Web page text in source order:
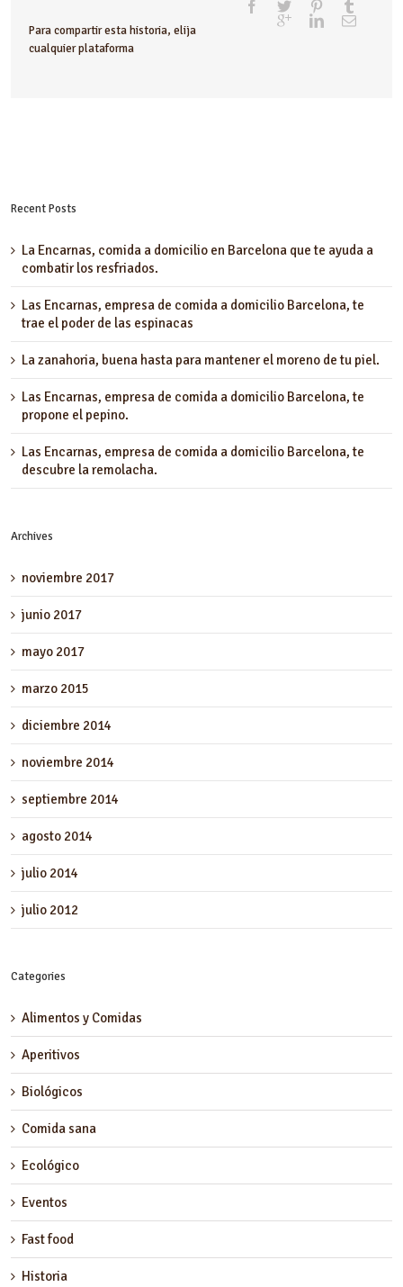
Para compartir esta historia, elija
cualquier plataforma
Recent Posts
La Encarnas, comida a domicilio en Barcelona que te ayuda a
combatir los resfriados.
Las Encarnas, empresa de comida a domicilio Barcelona, te
trae el poder de las espinacas
La zanahoria, buena hasta para mantener el moreno de tu piel.
Las Encarnas, empresa de comida a domicilio Barcelona, te
propone el pepino.
Las Encarnas, empresa de comida a domicilio Barcelona, te
descubre la remolacha.
Archives
noviembre 2017
junio 2017
mayo 2017
marzo 2015
diciembre 2014
noviembre 2014
septiembre 2014
agosto 2014
julio 2014
julio 2012
Categories
Alimentos y Comidas
Aperitivos
Biológicos
Comida sana
Ecológico
Eventos
Fast food
Historia